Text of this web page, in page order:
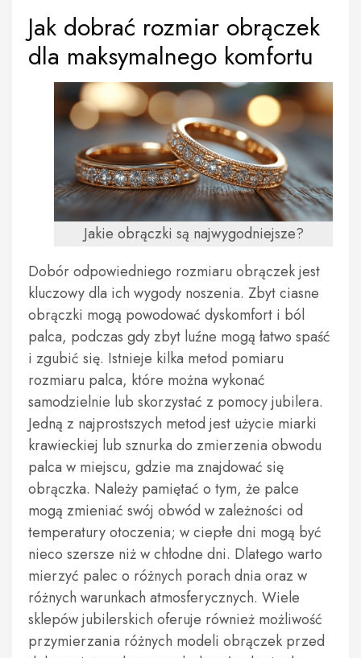
Jak dobrać rozmiar obrączek
dla maksymalnego komfortu
Jakie obrączki są najwygodniejsze?
Dobór odpowiedniego rozmiaru obrączek jest
kluczowy dla ich wygody noszenia. Zbyt ciasne
obrączki mogą powodować dyskomfort i ból
palca, podczas gdy zbyt luźne mogą łatwo spaść
i zgubić się. Istnieje kilka metod pomiaru
rozmiaru palca, które można wykonać
samodzielnie lub skorzystać z pomocy jubilera.
Jedną z najprostszych metod jest użycie miarki
krawieckiej lub sznurka do zmierzenia obwodu
palca w miejscu, gdzie ma znajdować się
obrączka. Należy pamiętać o tym, że palce
mogą zmieniać swój obwód w zależności od
temperatury otoczenia; w ciepłe dni mogą być
nieco szersze niż w chłodne dni. Dlatego warto
mierzyć palec o różnych porach dnia oraz w
różnych warunkach atmosferycznych. Wiele
sklepów jubilerskich oferuje również możliwość
przymierzania różnych modeli obrączek przed